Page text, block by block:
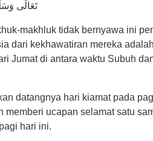
تَعَالَى وَسَلَّمْنَ عَلَى بَعْضِهِنَّ وَقُلْنَ يَوْمٌ صَالِحٌ حَيْثُ لَمْ تَقُمْ فِيْهَا السَّاعَةُ
makhluk tidak bernyawa ini
dari kekhawatiran mereka
Jumat di antara waktu Subuh
datangnya hari kiamat pada
ucapan selamat satu
hari ini.